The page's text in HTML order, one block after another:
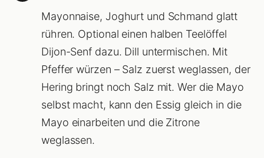
Mayonnaise, Joghurt und Schmand glatt
rühren. Optional einen halben Teelöffel
Dijon-Senf dazu. Dill untermischen. Mit
Pfeffer würzen – Salz zuerst weglassen, der
Hering bringt noch Salz mit. Wer die Mayo
selbst macht, kann den Essig gleich in die
Mayo einarbeiten und die Zitrone
weglassen.